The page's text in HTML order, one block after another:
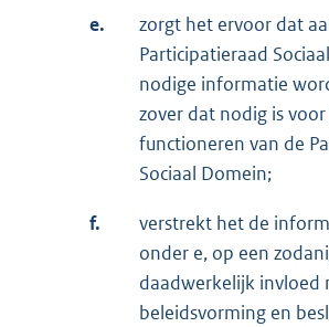
e.
zorgt het ervoor dat
Participatieraad
nodige informatie
zover dat nodig is
functioneren van de
Sociaal Domein;
f.
verstrekt het de
onder e, op een
daadwerkelijk invloed
beleidsvorming en